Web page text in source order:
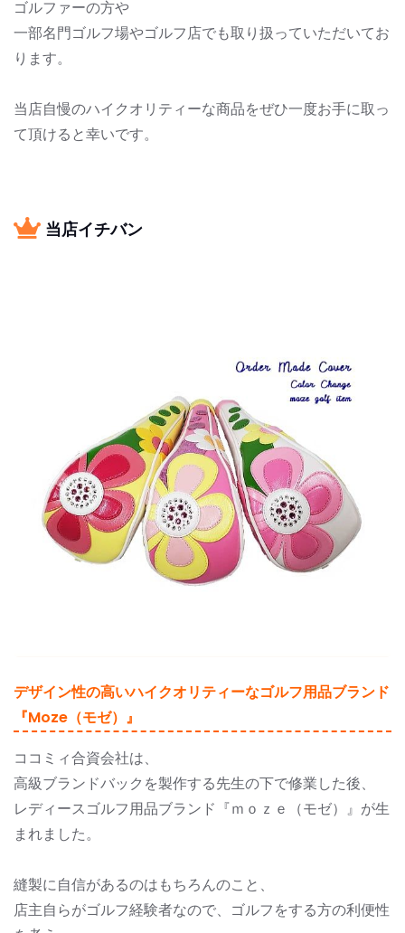
ゴルファーの方や
一部名門ゴルフ場やゴルフ店でも取り扱っていただいてお
ります。
当店自慢のハイクオリティーな商品をぜひ一度お手に取っ
て頂けると幸いです。
当店イチバン
デザイン性の高いハイクオリティーなゴルフ用品ブランド
『moze（モゼ）』
ココミィ合資会社は、
高級ブランドバックを製作する先生の下で修業した後、
レディースゴルフ用品ブランド『ｍｏｚｅ（モゼ）』が生
まれました。
縫製に自信があるのはもちろんのこと、
店主自らがゴルフ経験者なので、ゴルフをする方の利便性